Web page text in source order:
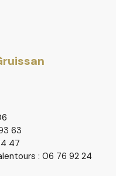
63
47
: 06 76 92 24